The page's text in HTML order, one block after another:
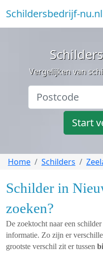
Schildersbedrijf-nu.nl
Vergelijken van
Start
Home Schilders
Schilder in
zoeken?
De zoektocht naar een
informatie. Zo zijn er
grootste verschil zit er tussen